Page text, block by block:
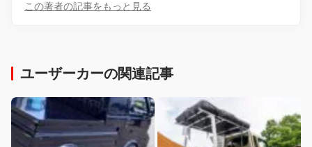
この著者の記事をもっと見る
ユーザーカーの関連記事